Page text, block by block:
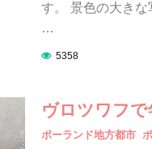
す。 景色の大き
…
5358
ヴロツワフで
ポーランド地方都市